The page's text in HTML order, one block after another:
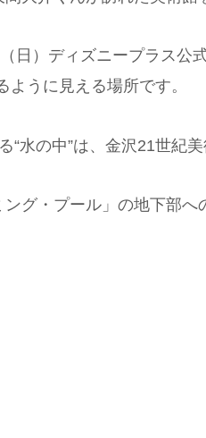
日）ディズニープラス公
ように見える場所です。
“水の中”は、金沢21世紀
ング・プール」の地下部